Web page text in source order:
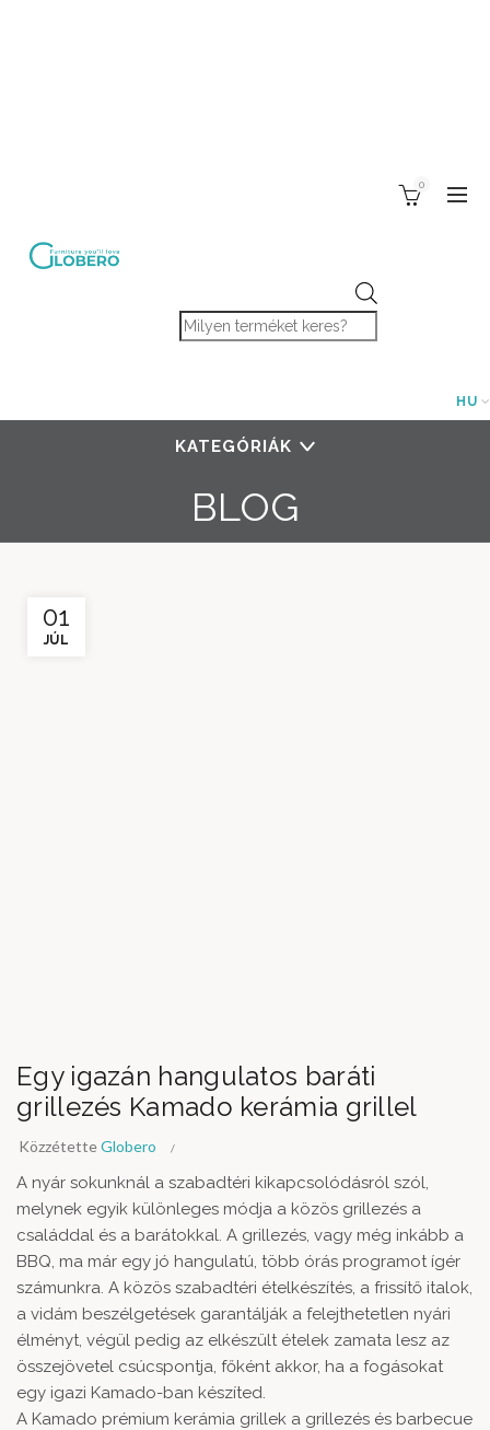
Products search
0
HU
KATEGÓRIÁK
BLOG
01
JÚL
Egy igazán hangulatos baráti
grillezés Kamado kerámia grillel
KözzétetteGlobero
A nyár sokunknál a szabadtéri kikapcsolódásról szól,
melynek egyik különleges módja a közös grillezés a
családdal és a barátokkal. A grillezés, vagy még inkább a
BBQ, ma már egy jó hangulatú, több órás programot ígér
számunkra. A közös szabadtéri ételkészítés, a frissítő italok,
a vidám beszélgetések garantálják a felejthetetlen nyári
élményt, végül pedig az elkészült ételek zamata lesz az
összejövetel csúcspontja, főként akkor, ha a fogásokat
egy igazi Kamado-ban készíted.
A Kamado prémium kerámia grillek a grillezés és barbecue